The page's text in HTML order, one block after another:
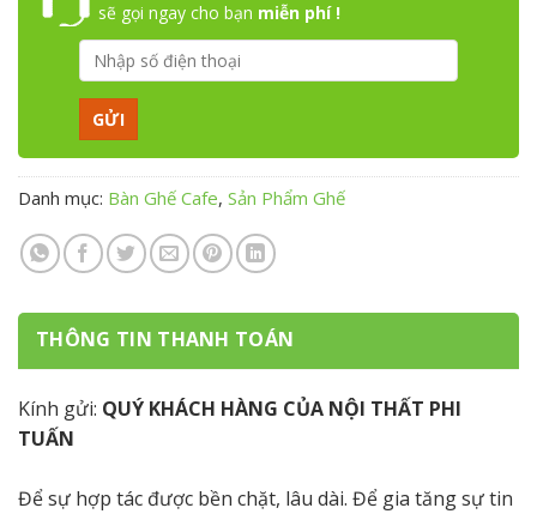
sẽ gọi ngay cho bạn miễn phí !
Danh mục: Bàn Ghế Cafe, Sản Phẩm Ghế
THÔNG TIN THANH TOÁN
Kính gửi: QUÝ KHÁCH HÀNG CỦA NỘI THẤT PHI
TUẤN
Để sự hợp tác được bền chặt, lâu dài. Để gia tăng sự tin